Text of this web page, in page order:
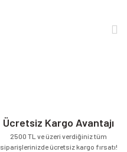
Ücretsiz Kargo Avantajı
2500 TL ve üzeri verdiğiniz tüm
siparişlerinizde ücretsiz kargo fırsatı!